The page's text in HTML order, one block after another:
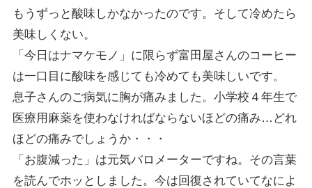
もうずっと酸味しかなかったのです。そして冷めたら
美味しくない。
「今日はナマケモノ」に限らず富田屋さんのコーヒー
は一口目に酸味を感じても冷めても美味しいです。
息子さんのご病気に胸が痛みました。小学校４年生で
医療用麻薬を使わなければならないほどの痛み…どれ
ほどの痛みでしょうか・・・
「お腹減った」は元気バロメーターですね。その言葉
を読んでホッとしました。今は回復されていてなによ